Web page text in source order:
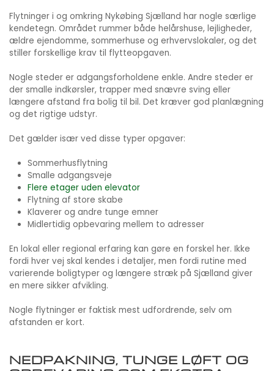
Flytninger i og omkring Nykøbing Sjælland har nogle særlige
kendetegn. Området rummer både helårshuse, lejligheder,
ældre ejendomme, sommerhuse og erhvervslokaler, og det
stiller forskellige krav til flytteopgaven.
Nogle steder er adgangsforholdene enkle. Andre steder er
der smalle indkørsler, trapper med snævre sving eller
længere afstand fra bolig til bil. Det kræver god planlægning
og det rigtige udstyr.
Det gælder især ved disse typer opgaver:
Sommerhusflytning
Smalle adgangsveje
Flere etager uden elevator
Flytning af store skabe
Klaverer og andre tunge emner
Midlertidig opbevaring mellem to adresser
En lokal eller regional erfaring kan gøre en forskel her. Ikke
fordi hver vej skal kendes i detaljer, men fordi rutine med
varierende boligtyper og længere stræk på Sjælland giver
en mere sikker afvikling.
Nogle flytninger er faktisk mest udfordrende, selv om
afstanden er kort.
NEDPAKNING, TUNGE LØFT OG